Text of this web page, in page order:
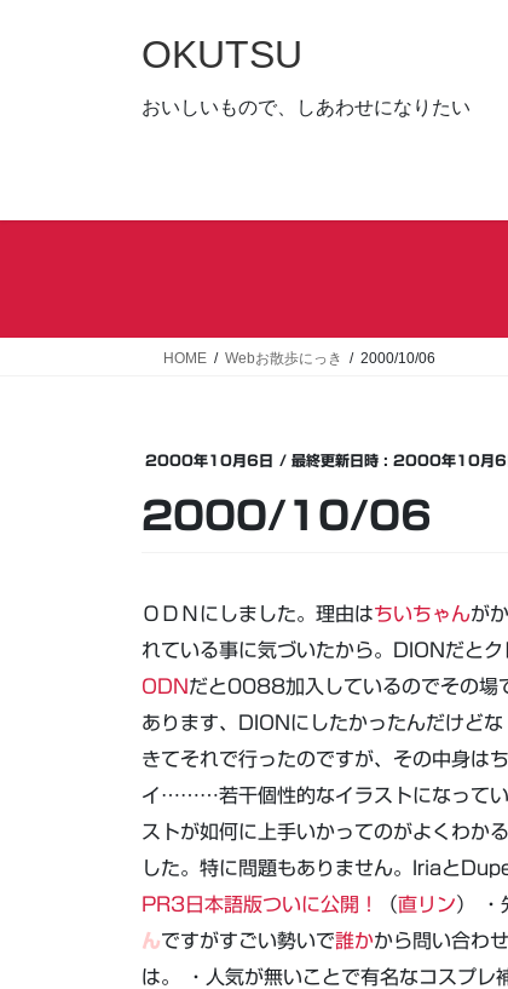
キ
に
OKUTSU
おいしいもので、しあわせになりたい
HOME Webお散歩にっき 2000/10/06
2000年10月6日 / 最終更新日時 : 2000年10月6
2000/10/06
ＯＤＮにしました。理由はちいちゃんが
れている事に気づいたから。DIONだと
ODN だと0088加入しているのでその場
あります、DIONにしたかったんだけど
きてそれで行ったのですが、その中身は
イ………若干個性的なイラストになってい
ストが如何に上手いかってのがよくわか
した。特に問題もありません。Iriaと
PR3日本語版ついに公開！
（直リン） ・
んですがすごい勢いで誰かから問い合わ
は。 ・人気が無いことで有名なコスプレ